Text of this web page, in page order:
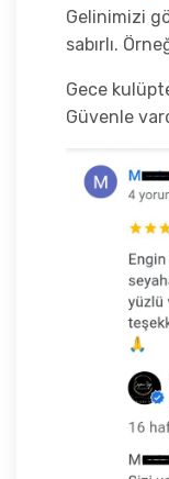
Gelinimizi
sabırlı.
Gece
Güvenle